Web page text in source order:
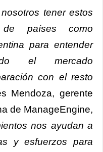
tener estos
de países como
para entender
el mercado
con el resto
Mendoza, gerente
de ManageEngine,
nos ayudan a
y esfuerzos para